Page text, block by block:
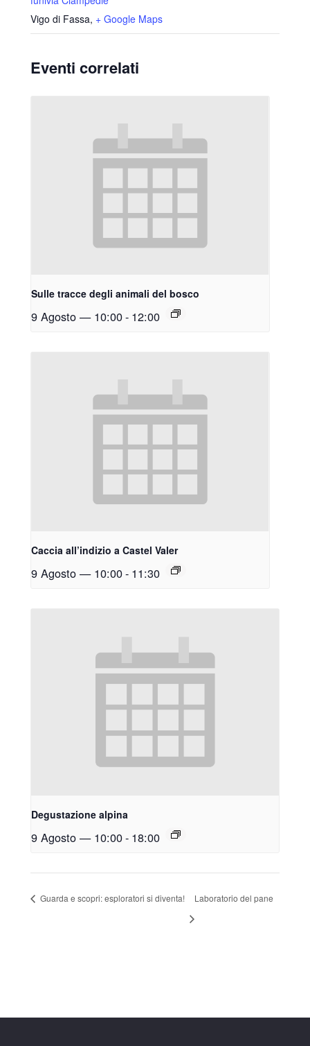
Vigo di Fassa, + Google Maps
Eventi correlati
Sulle tracce degli animali del bosco
9 Agosto — 10:00- 12:00
Caccia all’indizio a Castel Valer
9 Agosto — 10:00- 11:30
Degustazione alpina
9 Agosto — 10:00- 18:00
Guarda e scopri: esploratori si diventa! Laboratorio del pane